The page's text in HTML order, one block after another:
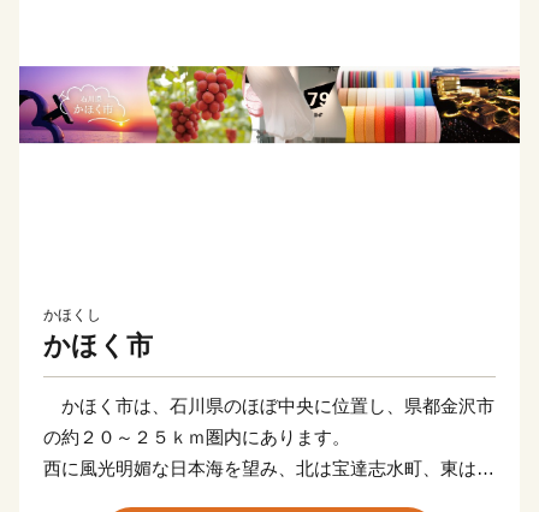
かほくし
かほく市
かほく市は、石川県のほぼ中央に位置し、県都金沢市
の約２０～２５ｋｍ圏内にあります。
西に風光明媚な日本海を望み、北は宝達志水町、東は津